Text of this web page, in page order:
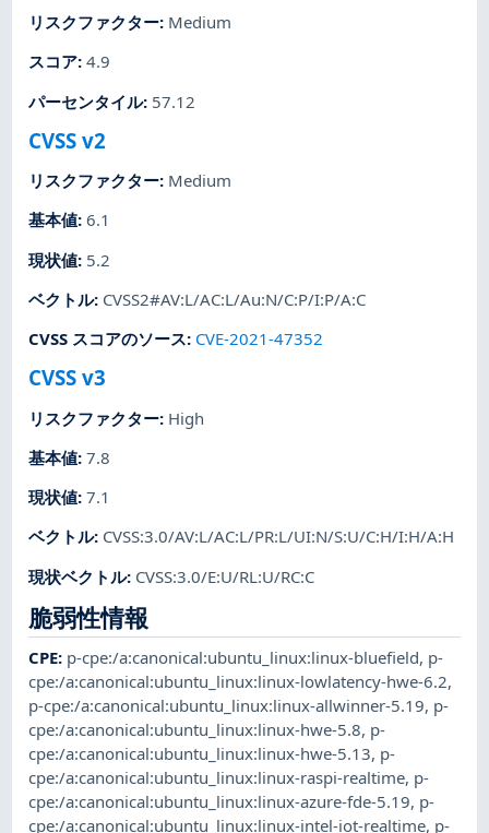
リスクファクター: Medium
スコア:4.9
パーセンタイル: 57.12
CVSS v2
リスクファクター: Medium
基本値:6.1
現状値: 5.2
ベクトル: CVSS2#AV:L/AC:L/Au:N/C:P/I:P/A:C
CVSS スコアのソース: CVE-2021-47352
CVSS v3
リスクファクター: High
基本値:7.8
現状値:7.1
ベクトル: CVSS:3.0/AV:L/AC:L/PR:L/UI:N/S:U/C:H/I:H/A:H
現状ベクトル: CVSS:3.0/E:U/RL:U/RC:C
脆弱性情報
CPE: p-cpe:/a:canonical:ubuntu_linux:linux-bluefield, p-
cpe:/a:canonical:ubuntu_linux:linux-lowlatency-hwe-6.2,
p-cpe:/a:canonical:ubuntu_linux:linux-allwinner-5.19, p-
cpe:/a:canonical:ubuntu_linux:linux-hwe-5.8, p-
cpe:/a:canonical:ubuntu_linux:linux-hwe-5.13, p-
cpe:/a:canonical:ubuntu_linux:linux-raspi-realtime, p-
cpe:/a:canonical:ubuntu_linux:linux-azure-fde-5.19, p-
cpe:/a:canonical:ubuntu_linux:linux-intel-iot-realtime, p-